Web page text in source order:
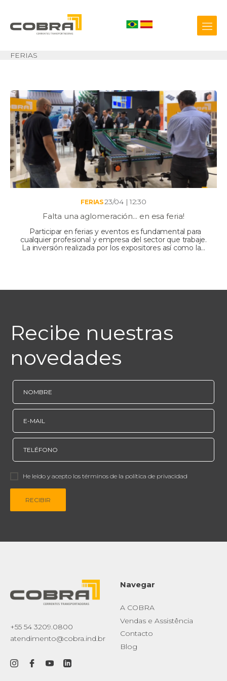
+55 54 3209.0800
Biblioteca 3D
FERIAS
FERIAS23/04 | 12:30
Falta una aglomeración... en esa feria!
Participar en ferias y eventos es fundamental para
cualquier profesional y empresa del sector que trabaje.
La inversión realizada por los expositores así como la...
Recibe nuestras
novedades
He leído y acepto los términos de la política de privacidad
RECIBIR
+55 54 3209.0800
atendimento@cobra.ind.br
Navegar
A COBRA
Vendas e Assistência
Contacto
Blog